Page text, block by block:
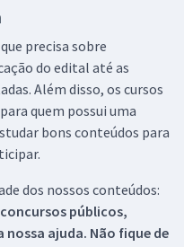
precisa sobre
do edital até as
Além disso, os cursos
quem possui uma
bons conteúdos para
dos nossos conteúdos:
concursos públicos,
nossa ajuda. Não fique de